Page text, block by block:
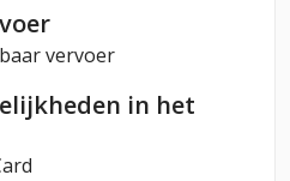
vervoer
in het